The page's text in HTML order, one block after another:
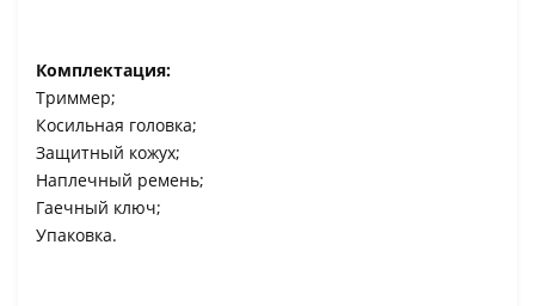
Комплектация:
Триммер;
Косильная головка;
Защитный кожух;
Наплечный ремень;
Гаечный ключ;
Упаковка.